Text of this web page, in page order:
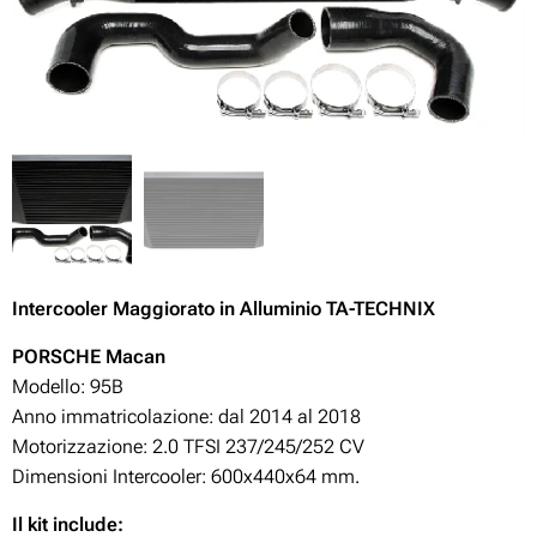
Intercooler Maggiorato in Alluminio TA-TECHNIX
PORSCHE Macan
Modello: 95B
Anno immatricolazione: dal 2014 al 2018
Motorizzazione: 2.0 TFSI 237/245/252 CV
Dimensioni Intercooler: 600x440x64 mm.
Il kit include: